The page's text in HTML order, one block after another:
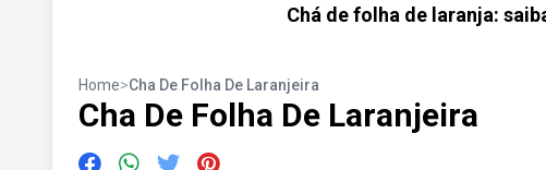
Chá de folha de laranja:
Home>Cha De Folha De Laranjeira
Cha De Folha De Laranjeira